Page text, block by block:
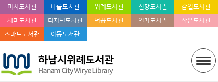
미사도서관 나룰도서관 위례도서관 신장도서관
감일도서관
세미도서관
디지털도서관 덕풍도서관 일가도서관
작은도서관
스마트도서관
이동도서관